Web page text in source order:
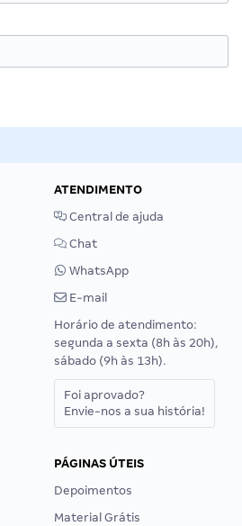
ATENDIMENTO
Central de ajuda
Chat
WhatsApp
E-mail
Horário de atendimento:
segunda a sexta (8h às 20h),
sábado (9h às 13h).
Foi aprovado?
Envie-nos a sua história!
PÁGINAS ÚTEIS
Depoimentos
Material Grátis